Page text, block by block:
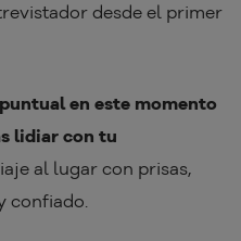
desde el primer
en este momento
lidiar con tu
al lugar con prisas,
confiado.